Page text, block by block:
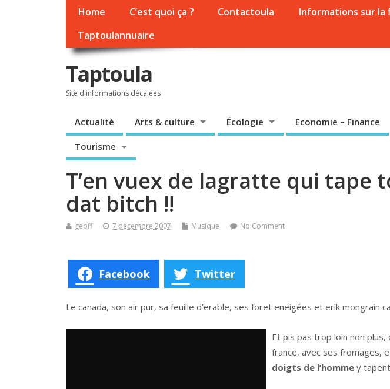
Home C’est quoi ça ? Contactoula Informations sur la
Taptoulannuaire
Taptoula
Site d'informations décalées
Actualité Arts & culture Écologie Economie – Finance
Tourisme
T’en vuex de lagratte qui tape
dat bitch !!
geoff 7 décembre 2007 Musique No Comment
Facebook Twitter
Le canada, son air pur, sa feuille d’erable, ses foret eneigées et erik mongrain
Et pis pas trop loin non
france, avec ses fromages,
doigts de l’homme y